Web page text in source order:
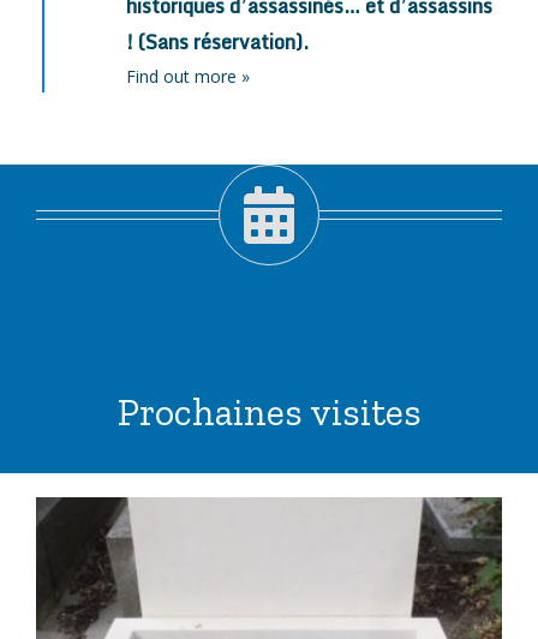
! (Sans réservation).
Find out more »
Prochaines visites